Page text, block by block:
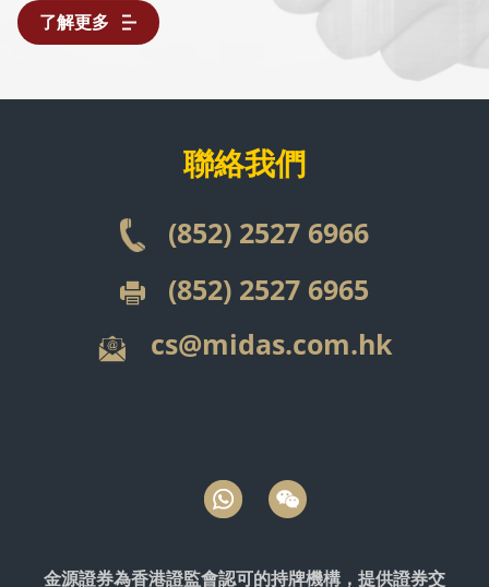
了解更多
聯絡我們
(852) 2527 6966
(852) 2527 6965
cs@midas.com.hk
金源證券為香港證監會認可的持牌機構，提供證券交